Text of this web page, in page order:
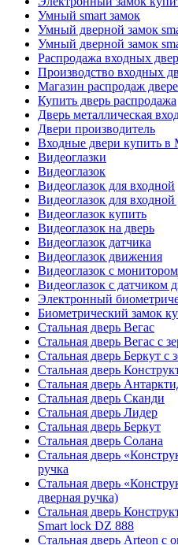
Умный smart замок
Умный дверной замок
Умный дверной замок
Распродажа входных
Производство входных
Магазин распродаж
Купить дверь распродажа
Дверь металлическая
Двери производитель
Входные двери купить в
Видеоглазки
Видеоглазок
Видеоглазок для входной
Видеоглазок для входной
Видеоглазок купить
Видеоглазок на дверь
Видеоглазок датчика
Видеоглазок движения
Видеоглазок с монитором
Видеоглазок с датчиком
Электронный
Биометрический замок
Стальная дверь Вегас
Стальная дверь Вегас с
Стальная дверь Беркут с
Стальная дверь
Стальная дверь
Стальная дверь Сканди
Стальная дверь Лидер
Стальная дверь Беркут
Стальная дверь Солана
Стальная дверь
ручка
Стальная дверь
дверная ручка)
Стальная дверь
Smart lock DZ 888
Стальная дверь Arteon с